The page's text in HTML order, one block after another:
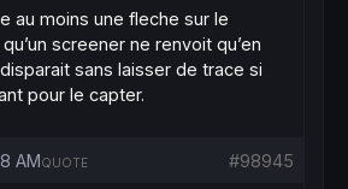
au moins une fleche sur le
screener ne renvoit qu’en
sans laisser de trace si
pour le capter.
AM #98945
QUOTE